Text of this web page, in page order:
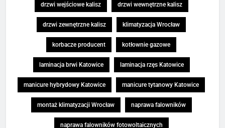
drzwi wejściowe kalisz drzwi wewnętrzne kalisz
drzwi zewnętrzne kalisz klimatyzacja Wrocław
korbacze producent kotłownie gazowe
laminacja brwi Katowice laminacja rzęs Katowice
manicure hybrydowy Katowice manicure tytanowy Katowice
montaż klimatyzacji Wrocław naprawa falowników
naprawa falowników fotowoltaicznych